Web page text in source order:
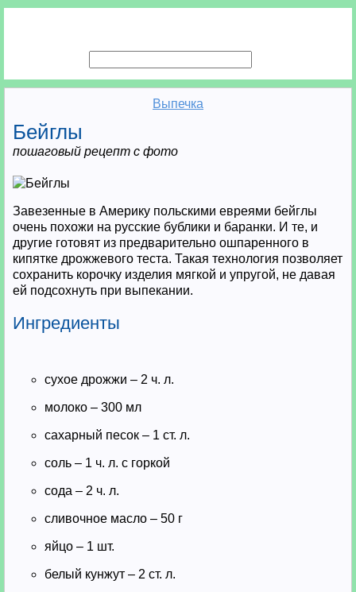
Выпечка
Бейглы
пошаговый рецепт с фото
Завезенные в Америку польскими евреями бейглы
очень похожи на русские бублики и баранки. И те, и
другие готовят из предварительно ошпаренного в
кипятке дрожжевого теста. Такая технология позволяет
сохранить корочку изделия мягкой и упругой, не давая
ей подсохнуть при выпекании.
Ингредиенты
сухое дрожжи – 2 ч. л.
молоко – 300 мл
сахарный песок – 1 ст. л.
соль – 1 ч. л. с горкой
сода – 2 ч. л.
сливочное масло – 50 г
яйцо – 1 шт.
белый кунжут – 2 ст. л.